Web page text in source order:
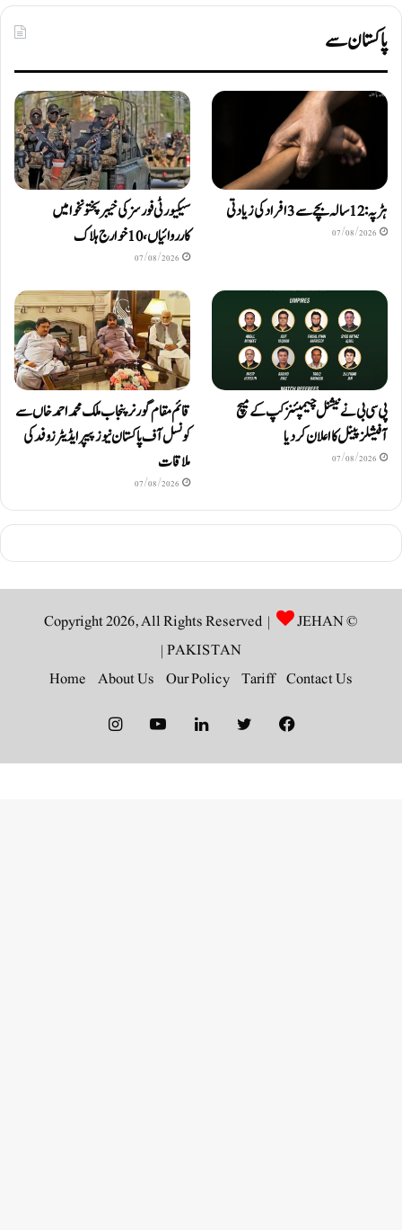
پاکستان سے
ہڑپہ: 12 سالہ بچے سے 3 افراد کی زیادتی
07/08/2026
سیکیورٹی فورسز کی خیبرپختونخوا میں
کارروائیاں، 10 خوارج ہلاک
07/08/2026
پی سی بی نے نیشنل چیمپئنز کپ کے میچ
آفیشلز پینل کا اعلان کر دیا
07/08/2026
قائم مقام گورنر پنجاب ملک محمد احمد خاں سے
کونسل آف پاکستان نیوز پیپر ایڈیٹرزوفد کی
ملاقات
07/08/2026
© Copyright 2026, All Rights Reserved |
JEHAN
PAKISTAN
|
Contact Us
Tariff
Our Policy
About Us
Home
Facebook
Twitter
LinkedIn
YouTube
Instagram